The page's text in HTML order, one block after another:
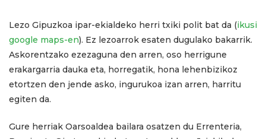
Lezo Gipuzkoa ipar-ekialdeko herri txiki polit bat da (ikusi
google maps-en). Ez lezoarrok esaten dugulako bakarrik.
Askorentzako ezezaguna den arren, oso herrigune
erakargarria dauka eta, horregatik, hona lehenbizikoz
etortzen den jende asko, ingurukoa izan arren, harritu
egiten da.
Gure herriak Oarsoaldea bailara osatzen du Errenteria,